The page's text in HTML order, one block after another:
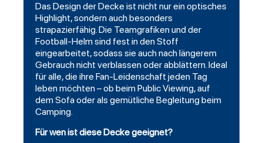
Das Design der Decke ist nicht nur ein optisches
Highlight, sondern auch besonders
strapazierfähig. Die Teamgrafiken und der
Football-Helm sind fest in den Stoff
eingearbeitet, sodass sie auch nach längerem
Gebrauch nicht verblassen oder abblättern. Ideal
für alle, die ihre Fan-Leidenschaft jeden Tag
leben möchten – ob beim Public Viewing, auf
dem Sofa oder als gemütliche Begleitung beim
Camping.
Für wen ist diese Decke geeignet?